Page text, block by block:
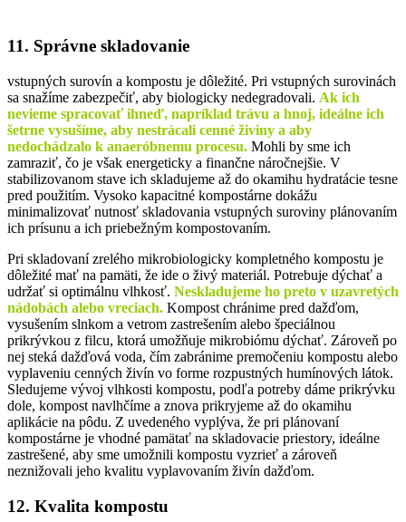
11. Správne skladovanie
vstupných surovín a kompostu je dôležité. Pri vstupných surovinách
sa snažíme zabezpečiť, aby biologicky nedegradovali. Ak ich
nevieme spracovať ihneď, napríklad trávu a hnoj, ideálne ich
šetrne vysušíme, aby nestrácali cenné živiny a aby
nedochádzalo k anaeróbnemu procesu. Mohli by sme ich
zamraziť, čo je však energeticky a finančne náročnejšie. V
stabilizovanom stave ich skladujeme až do okamihu hydratácie tesne
pred použitím. Vysoko kapacitné kompostárne dokážu
minimalizovať nutnosť skladovania vstupných suroviny plánovaním
ich prísunu a ich priebežným kompostovaním.
Pri skladovaní zrelého mikrobiologicky kompletného kompostu je
dôležité mať na pamäti, že ide o živý materiál. Potrebuje dýchať a
udržať si optimálnu vlhkosť. Neskladujeme ho preto v uzavretých
nádobách alebo vreciach. Kompost chránime pred dažďom,
vysušením slnkom a vetrom zastrešením alebo špeciálnou
prikrývkou z filcu, ktorá umožňuje mikrobiómu dýchať. Zároveň po
nej steká dažďová voda, čím zabránime premočeniu kompostu alebo
vyplaveniu cenných živín vo forme rozpustných humínových látok.
Sledujeme vývoj vlhkosti kompostu, podľa potreby dáme prikrývku
dole, kompost navlhčíme a znova prikryjeme až do okamihu
aplikácie na pôdu. Z uvedeného vyplýva, že pri plánovaní
kompostárne je vhodné pamätať na skladovacie priestory, ideálne
zastrešené, aby sme umožnili kompostu vyzrieť a zároveň
neznižovali jeho kvalitu vyplavovaním živín dažďom.
12. Kvalita kompostu